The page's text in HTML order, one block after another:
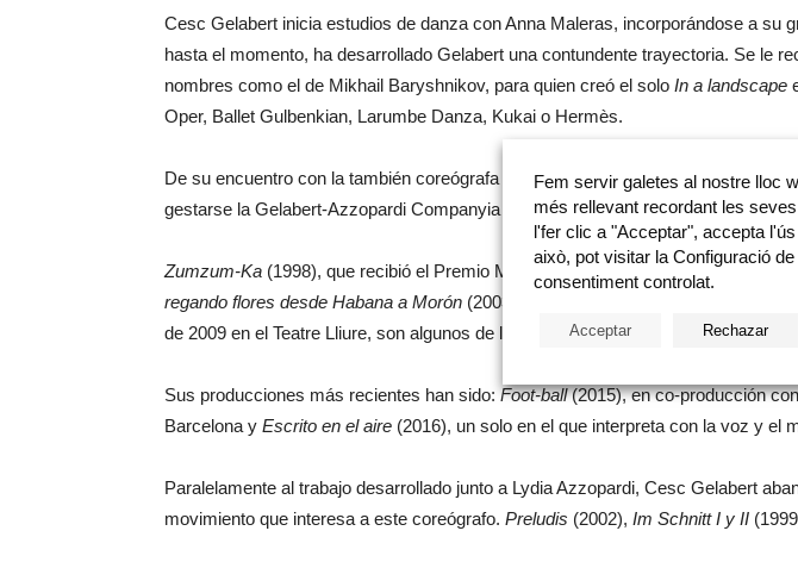
Cesc Gelabert inicia estudios de danza con Anna Maleras, incorporándose a
hasta el momento, ha desarrollado Gelabert una contundente trayectoria. Se le
nombres como el de Mikhail Baryshnikov, para quien creó el solo In a landscape
Oper, Ballet Gulbenkian, Larumbe Danza, Kukai o Hermès.
De su encuentro con la también coreógrafa Lydia Azzopardi en 1980, surgió un
gestarse la Gelabert-Azzopardi Companyia de Dansa, referente obligado hoy
Zumzum-Ka (1998), que recibió el Premio Max, al mejor espectáculo de danza y
regando flores desde Habana a Morón (2003)
de 2009 en el Teatre Lliure, son algunos de los trabajos con el sello de esta
Sus producciones más recientes han sido:Foot-ball(2015), en co-producción
Barcelona y Escrito en el aire (2016), un solo en el que interpreta con la voz y el
Paralelamente al trabajo desarrollado junto a Lydia Azzopardi, Cesc Gelabert
movimiento que interesa a este coreógrafo. Preludis (2002), Im Schnitt I y II
Fem servir galetes al nostre lloc
més rellevant recordant les
l'fer clic a "Acceptar", accepta
això, pot visitar la Configuració
consentiment controlat.
Acceptar Rechazar